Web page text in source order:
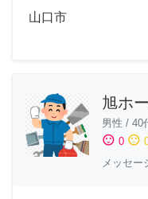
山口市
旭ホ
男性 / 40
sentiment_satisfied 0 sentiment_neutral
メッセー